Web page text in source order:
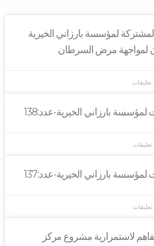
لمؤسسة بارزاني الخيرية
لمواجهة مرض السرطان
تعليقات
لمؤسسة بارزاني الخيرية-عدد:138
تعليقات
لمؤسسة بارزاني الخيرية-عدد:137
تعليقات
لاستمرارية مشروع مركز